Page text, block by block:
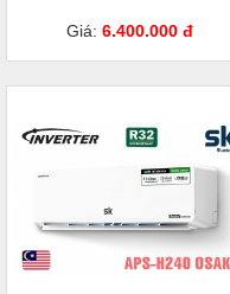
Giá: 6.400.000 đ